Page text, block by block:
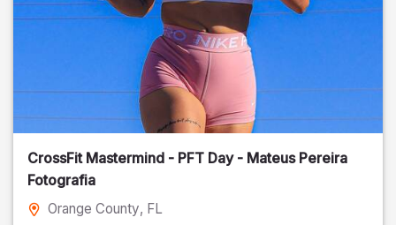
CrossFit Mastermind - PFT Day - Mateus Pereira
Fotografia
Orange County, FL